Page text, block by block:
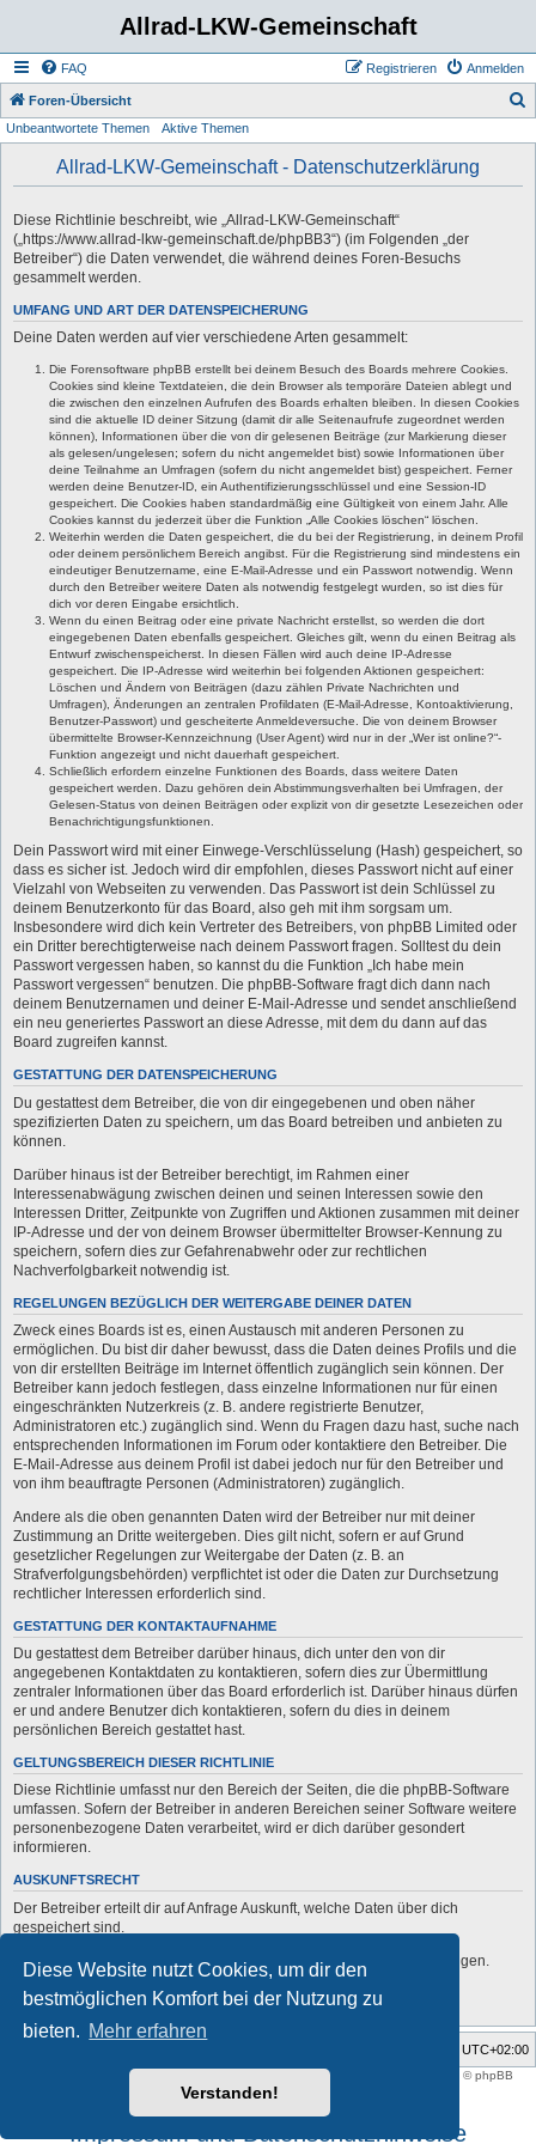
Diese Website nutzt Cookies, um dir den
bestmöglichen Komfort bei der Nutzung zu
bieten. Mehr erfahren
Verstanden!
Allrad-LKW-Gemeinschaft
FAQ Anmelden
Registrieren
Foren-Übersicht
Unbeantwortete Themen Aktive Themen
Allrad-LKW-Gemeinschaft - Datenschutzerklärung
Diese Richtlinie beschreibt, wie „Allrad-LKW-Gemeinschaft“
(„https://www.allrad-lkw-gemeinschaft.de/phpBB3“) (im Folgenden „der
Betreiber“) die Daten verwendet, die während deines Foren-Besuchs
gesammelt werden.
UMFANG UND ART DER DATENSPEICHERUNG
Deine Daten werden auf vier verschiedene Arten gesammelt:
Die Forensoftware phpBB erstellt bei deinem Besuch des Boards mehrere Cookies.
Cookies sind kleine Textdateien, die dein Browser als temporäre Dateien ablegt und
die zwischen den einzelnen Aufrufen des Boards erhalten bleiben. In diesen Cookies
sind die aktuelle ID deiner Sitzung (damit dir alle Seitenaufrufe zugeordnet werden
können), Informationen über die von dir gelesenen Beiträge (zur Markierung dieser
als gelesen/ungelesen; sofern du nicht angemeldet bist) sowie Informationen über
deine Teilnahme an Umfragen (sofern du nicht angemeldet bist) gespeichert. Ferner
werden deine Benutzer-ID, ein Authentifizierungsschlüssel und eine Session-ID
gespeichert. Die Cookies haben standardmäßig eine Gültigkeit von einem Jahr. Alle
Cookies kannst du jederzeit über die Funktion „Alle Cookies löschen“ löschen.
Weiterhin werden die Daten gespeichert, die du bei der Registrierung, in deinem Profil
oder deinem persönlichem Bereich angibst. Für die Registrierung sind mindestens ein
eindeutiger Benutzername, eine E-Mail-Adresse und ein Passwort notwendig. Wenn
durch den Betreiber weitere Daten als notwendig festgelegt wurden, so ist dies für
dich vor deren Eingabe ersichtlich.
Wenn du einen Beitrag oder eine private Nachricht erstellst, so werden die dort
eingegebenen Daten ebenfalls gespeichert. Gleiches gilt, wenn du einen Beitrag als
Entwurf zwischenspeicherst. In diesen Fällen wird auch deine IP-Adresse
gespeichert. Die IP-Adresse wird weiterhin bei folgenden Aktionen gespeichert:
Löschen und Ändern von Beiträgen (dazu zählen Private Nachrichten und
Umfragen), Änderungen an zentralen Profildaten (E-Mail-Adresse, Kontoaktivierung,
Benutzer-Passwort) und gescheiterte Anmeldeversuche. Die von deinem Browser
übermittelte Browser-Kennzeichnung (User Agent) wird nur in der „Wer ist online?“-
Funktion angezeigt und nicht dauerhaft gespeichert.
Schließlich erfordern einzelne Funktionen des Boards, dass weitere Daten
gespeichert werden. Dazu gehören dein Abstimmungsverhalten bei Umfragen, der
Gelesen-Status von deinen Beiträgen oder explizit von dir gesetzte Lesezeichen oder
Benachrichtigungsfunktionen.
Dein Passwort wird mit einer Einwege-Verschlüsselung (Hash) gespeichert, so
dass es sicher ist. Jedoch wird dir empfohlen, dieses Passwort nicht auf einer
Vielzahl von Webseiten zu verwenden. Das Passwort ist dein Schlüssel zu
deinem Benutzerkonto für das Board, also geh mit ihm sorgsam um.
Insbesondere wird dich kein Vertreter des Betreibers, von phpBB Limited oder
ein Dritter berechtigterweise nach deinem Passwort fragen. Solltest du dein
Passwort vergessen haben, so kannst du die Funktion „Ich habe mein
Passwort vergessen“ benutzen. Die phpBB-Software fragt dich dann nach
deinem Benutzernamen und deiner E-Mail-Adresse und sendet anschließend
ein neu generiertes Passwort an diese Adresse, mit dem du dann auf das
Board zugreifen kannst.
GESTATTUNG DER DATENSPEICHERUNG
Du gestattest dem Betreiber, die von dir eingegebenen und oben näher
spezifizierten Daten zu speichern, um das Board betreiben und anbieten zu
können.
Darüber hinaus ist der Betreiber berechtigt, im Rahmen einer
Interessenabwägung zwischen deinen und seinen Interessen sowie den
Interessen Dritter, Zeitpunkte von Zugriffen und Aktionen zusammen mit deiner
IP-Adresse und der von deinem Browser übermittelter Browser-Kennung zu
speichern, sofern dies zur Gefahrenabwehr oder zur rechtlichen
Nachverfolgbarkeit notwendig ist.
REGELUNGEN BEZÜGLICH DER WEITERGABE DEINER DATEN
Zweck eines Boards ist es, einen Austausch mit anderen Personen zu
ermöglichen. Du bist dir daher bewusst, dass die Daten deines Profils und die
von dir erstellten Beiträge im Internet öffentlich zugänglich sein können. Der
Betreiber kann jedoch festlegen, dass einzelne Informationen nur für einen
eingeschränkten Nutzerkreis (z. B. andere registrierte Benutzer,
Administratoren etc.) zugänglich sind. Wenn du Fragen dazu hast, suche nach
entsprechenden Informationen im Forum oder kontaktiere den Betreiber. Die
E-Mail-Adresse aus deinem Profil ist dabei jedoch nur für den Betreiber und
von ihm beauftragte Personen (Administratoren) zugänglich.
Andere als die oben genannten Daten wird der Betreiber nur mit deiner
Zustimmung an Dritte weitergeben. Dies gilt nicht, sofern er auf Grund
gesetzlicher Regelungen zur Weitergabe der Daten (z. B. an
Strafverfolgungsbehörden) verpflichtet ist oder die Daten zur Durchsetzung
rechtlicher Interessen erforderlich sind.
GESTATTUNG DER KONTAKTAUFNAHME
Du gestattest dem Betreiber darüber hinaus, dich unter den von dir
angegebenen Kontaktdaten zu kontaktieren, sofern dies zur Übermittlung
zentraler Informationen über das Board erforderlich ist. Darüber hinaus dürfen
er und andere Benutzer dich kontaktieren, sofern du dies in deinem
persönlichen Bereich gestattet hast.
GELTUNGSBEREICH DIESER RICHTLINIE
Diese Richtlinie umfasst nur den Bereich der Seiten, die die phpBB-Software
umfassen. Sofern der Betreiber in anderen Bereichen seiner Software weitere
personenbezogene Daten verarbeitet, wird er dich darüber gesondert
informieren.
AUSKUNFTSRECHT
Der Betreiber erteilt dir auf Anfrage Auskunft, welche Daten über dich
gespeichert sind.
Du kannst jederzeit die Löschung bzw. Sperrung deiner Daten verlangen.
Kontaktiere hierzu bitte den Betreiber.
UTC+02:00
support forum tricolor phpBB
® Forum Software © phpBB
Limited
Deutsche Übersetzung durch
Impressum und Datenschutzhinweise